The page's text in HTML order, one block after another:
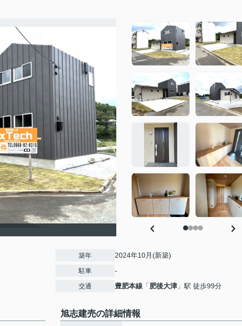
築年 2024年10月(新築)
駐車 -
交通 豊肥本線 「肥後大津 」駅 徒歩99分
旭志建売の詳細情報